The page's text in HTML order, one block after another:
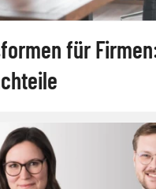
für